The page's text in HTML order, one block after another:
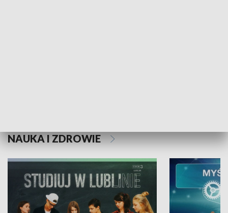
NAUKA I ZDROWIE